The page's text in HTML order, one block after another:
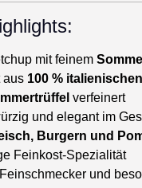
mit feinem
aus 100 %
verfeinert
und elegant im
Burgern und
Feinkost-Spezialität
und